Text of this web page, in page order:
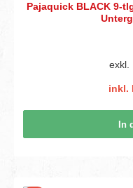
Pajaquick BLACK 9-
exkl.
inkl.
In